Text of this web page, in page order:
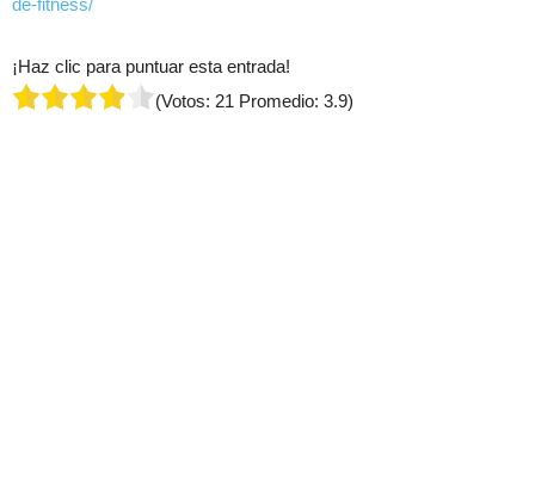
¡Haz clic para puntuar esta entrada!
(Votos: 21 Promedio: 3.9)